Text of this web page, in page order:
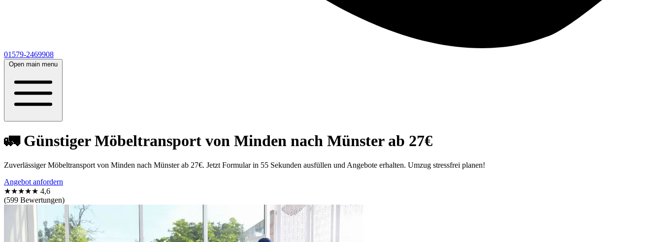
01579-2469908
Open main menu
🚛 Günstiger Möbeltransport von Minden nach Münster ab 27€
Zuverlässiger Möbeltransport von Minden nach Münster ab 27€. Jetzt Formular in 55 Sekunden ausfüllen und Angebote erhalten. Umzug stressfrei planen!
Angebot anfordern
★★★★★ 4,6
(599 Bewertungen)